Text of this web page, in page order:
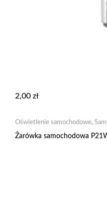
2,00 zł
Oświetlenie samochodowe,
żarowe